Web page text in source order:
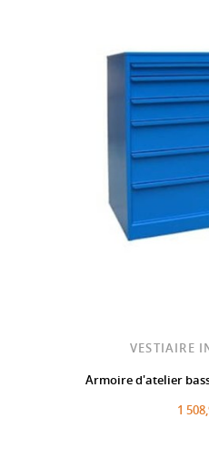
VESTIAIRE
Armoire d'atelier
1